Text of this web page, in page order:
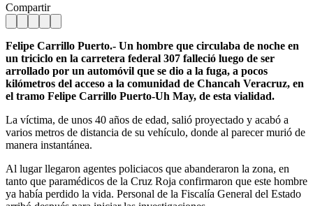
Compartir
Felipe Carrillo Puerto.- Un hombre que circulaba de noche en
un triciclo en la carretera federal 307 falleció luego de ser
arrollado por un automóvil que se dio a la fuga, a pocos
kilómetros del acceso a la comunidad de Chancah Veracruz, en
el tramo Felipe Carrillo Puerto-Uh May, de esta vialidad.
La víctima, de unos 40 años de edad, salió proyectado y acabó a
varios metros de distancia de su vehículo, donde al parecer murió de
manera instantánea.
Al lugar llegaron agentes policiacos que abanderaron la zona, en
tanto que paramédicos de la Cruz Roja confirmaron que este hombre
ya había perdido la vida. Personal de la Fiscalía General del Estado